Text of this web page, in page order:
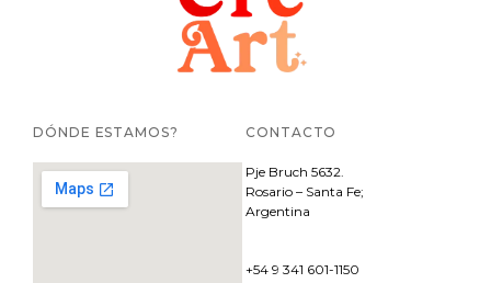
DÓNDE ESTAMOS? CONTACTO
Pje Bruch 5632.
Rosario – Santa Fe;
Argentina
+54 9 341 601-1150